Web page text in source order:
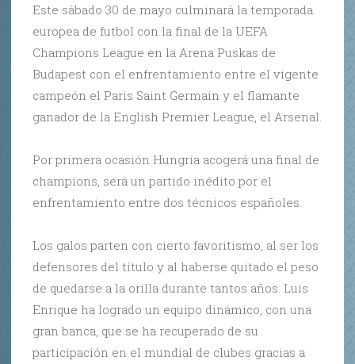
at
s
A
p
p
e
gr
a
m
c
e
b
o
o
k
m
p
ar
ti
r
Este sábado 30 de mayo culminará la temporada
europea de futbol con la final de la UEFA
Champions League en la Arena Puskas de
Budapest con el enfrentamiento entre el vigente
campeón el Paris Saint Germain y el flamante
ganador de la English Premier League, el Arsenal.
Por primera ocasión Hungría acogerá una final de
champions, será un partido inédito por el
enfrentamiento entre dos técnicos españoles.
Los galos parten con cierto favoritismo, al ser los
defensores del título y al haberse quitado el peso
de quedarse a la orilla durante tantos años. Luis
Enrique ha logrado un equipo dinámico, con una
gran banca, que se ha recuperado de su
participación en el mundial de clubes gracias a